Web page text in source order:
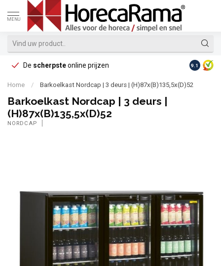
MENU
De scherpsteonline prijzen Op
9.1
Home / Barkoelkast Nordcap | 3 deurs | (H)87x(B)135,5x(D)52
Barkoelkast Nordcap | 3 deurs |
(H)87x(B)135,5x(D)52
NORDCAP